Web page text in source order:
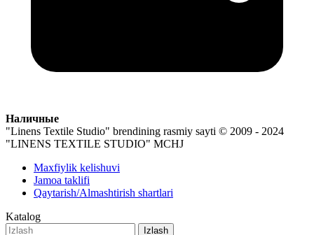
Наличные
"Linens Textile Studio" brendining rasmiy sayti © 2009 - 2024
"LINENS TEXTILE STUDIO" MCHJ
Maxfiylik kelishuvi
Jamoa taklifi
Qaytarish/Almashtirish shartlari
Katalog
Izlash